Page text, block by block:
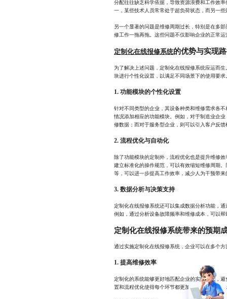
分配往往缺乏科学依据，导致资源浪费和工作效
一，某些技术人员常常处于超负荷状态，而另一
另一个显著的问题是维修周期过长，特别是在多
修工作一拖再拖。这些问题不仅影响企业的正常
定制化在线报修系统的优势与实现
为了解决上述问题，定制化在线报修系统应运而
块进行个性化设置，以满足不同场景下的使用要
1. 功能模块的个性化设置
针对不同类型的企业，其设备种类和维修需求各
情况添加相应的功能模块。例如，对于制造业企
修数据；而对于服务型企业，则可以引入客户反
2. 流程优化与自动化
除了功能模块的定制外，流程优化也是提升维修
建立标准化的操作规范，可以有效缩短维修周期
等，可以进一步提高工作效率，减少人为干预带来
3. 数据分析与决策支持
定制化在线报修系统还可以集成数据分析功能，
例如，通过分析设备故障频率和维修成本，可以
定制化在线报修系统带来的预期
通过实施定制化在线报修系统，企业可以在多个
1. 提高维修效率
定制化的系统能够更好地匹配企业的实际需求，
置和流程优化使得每个环节都更加顺畅，减少了